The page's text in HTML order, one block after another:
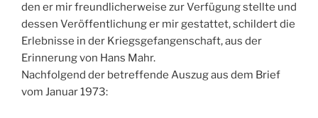
den er mir freundlicherweise zur Verfügung stellte und
dessen Veröffentlichung er mir gestattet, schildert die
Erlebnisse in der Kriegsgefangenschaft, aus der
Erinnerung von Hans Mahr.
Nachfolgend der betreffende Auszug aus dem Brief
vom Januar 1973: